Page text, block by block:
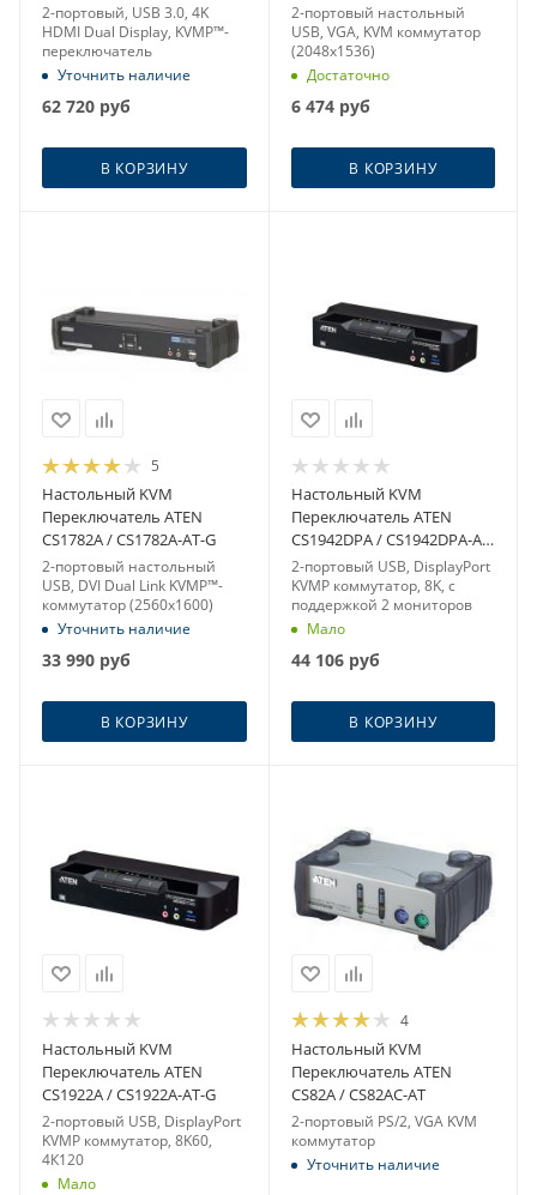
2-портовый, USB 3.0, 4K
HDMI Dual Display, KVMP™-
переключатель
Уточнить наличие
62 720 руб
В КОРЗИНУ
2-портовый настольный
USB, VGA, KVM коммутатор
(2048x1536)
Достаточно
6 474руб
В КОРЗИНУ
5
Настольный KVM
Переключатель ATEN
CS1782A / CS1782A-AT-G
2-портовый настольный
USB, DVI Dual Link KVMP™-
коммутатор (2560x1600)
Уточнить наличие
33 990 руб
В КОРЗИНУ
Настольный KVM
Переключатель ATEN
CS1942DPA / CS1942DPA-AT-
G
2-портовый USB, DisplayPort
KVMP коммутатор, 8K, с
поддержкой 2 мониторов
Мало
44 106руб
В КОРЗИНУ
Настольный KVM
Переключатель ATEN
CS1922A / CS1922A-AT-G
2-портовый USB, DisplayPort
KVMP коммутатор, 8K60,
4К120
Мало
4
Настольный KVM
Переключатель ATEN
CS82A / CS82AC-AT
2-портовый PS/2, VGA KVM
коммутатор
Уточнить наличие